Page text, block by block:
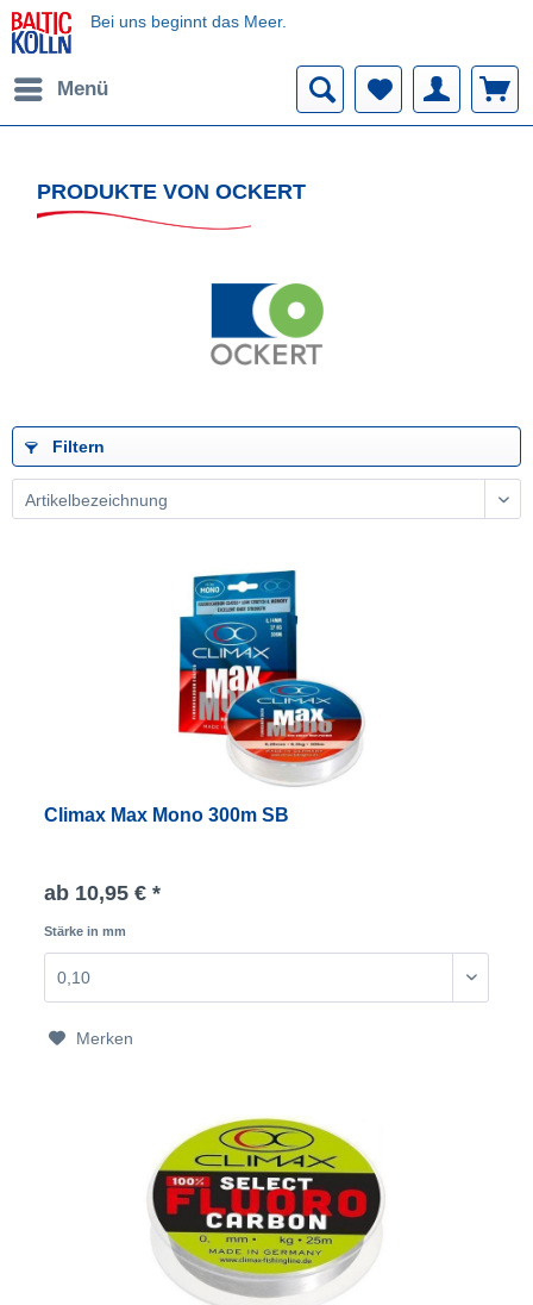
Bei uns beginnt das Meer.
Menü
PRODUKTE VON OCKERT
Filtern
Climax Max Mono 300m SB
ab 10,95 € *
Stärke in mm
Merken